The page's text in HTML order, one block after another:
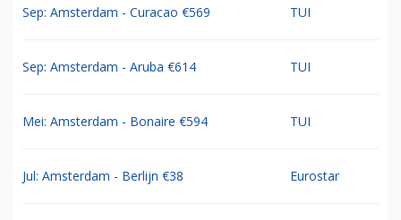
Sep: Amsterdam - Curacao €569 TUI
Sep: Amsterdam - Aruba €614 TUI
Mei: Amsterdam - Bonaire €594 TUI
Jul: Amsterdam - Berlijn €38 Eurostar